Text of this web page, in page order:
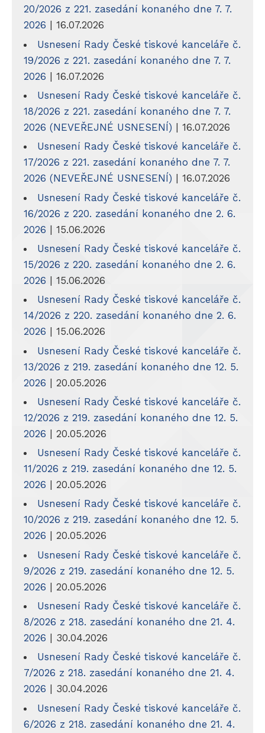
20/2026 z 221. zasedání konaného dne 7. 7.
2026 | 16.07.2026
Usnesení Rady České tiskové kanceláře č.
19/2026 z 221. zasedání konaného dne 7. 7.
2026 | 16.07.2026
Usnesení Rady České tiskové kanceláře č.
18/2026 z 221. zasedání konaného dne 7. 7.
2026 (NEVEŘEJNÉ USNESENÍ) | 16.07.2026
Usnesení Rady České tiskové kanceláře č.
17/2026 z 221. zasedání konaného dne 7. 7.
2026 (NEVEŘEJNÉ USNESENÍ) | 16.07.2026
Usnesení Rady České tiskové kanceláře č.
16/2026 z 220. zasedání konaného dne 2. 6.
2026 | 15.06.2026
Usnesení Rady České tiskové kanceláře č.
15/2026 z 220. zasedání konaného dne 2. 6.
2026 | 15.06.2026
Usnesení Rady České tiskové kanceláře č.
14/2026 z 220. zasedání konaného dne 2. 6.
2026 | 15.06.2026
Usnesení Rady České tiskové kanceláře č.
13/2026 z 219. zasedání konaného dne 12. 5.
2026 | 20.05.2026
Usnesení Rady České tiskové kanceláře č.
12/2026 z 219. zasedání konaného dne 12. 5.
2026 | 20.05.2026
Usnesení Rady České tiskové kanceláře č.
11/2026 z 219. zasedání konaného dne 12. 5.
2026 | 20.05.2026
Usnesení Rady České tiskové kanceláře č.
10/2026 z 219. zasedání konaného dne 12. 5.
2026 | 20.05.2026
Usnesení Rady České tiskové kanceláře č.
9/2026 z 219. zasedání konaného dne 12. 5.
2026 | 20.05.2026
Usnesení Rady České tiskové kanceláře č.
8/2026 z 218. zasedání konaného dne 21. 4.
2026 | 30.04.2026
Usnesení Rady České tiskové kanceláře č.
7/2026 z 218. zasedání konaného dne 21. 4.
2026 | 30.04.2026
Usnesení Rady České tiskové kanceláře č.
6/2026 z 218. zasedání konaného dne 21. 4.